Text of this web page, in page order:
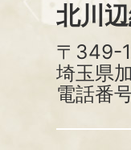
北川
〒349-
埼玉県
電話番